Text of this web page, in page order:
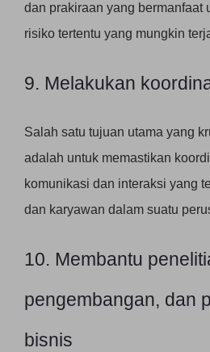
dan prakiraan yang bermanfaat
risiko tertentu yang mungkin
9. Melakukan
Salah satu tujuan utama yang
adalah untuk memastikan
komunikasi dan interaksi yang
dan karyawan dalam suatu
10. Membantu
pengembangan, dan
bisnis